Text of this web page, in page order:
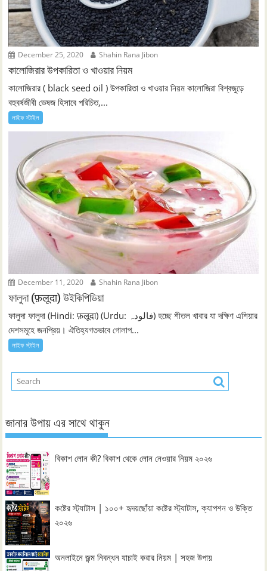
December 25, 2020 Shahin Rana Jibon
কালোজিরার উপকারিতা ও খাওয়ার নিয়ম
কালোজিরার ( black seed oil ) উপকারিতা ও খাওয়ার নিয়ম কালোজিরা বিশ্বজুড়ে
বহুবর্ষজীবী ভেষজ হিসাবে পরিচিত,...
লাইফ স্টাইল
December 11, 2020 Shahin Rana Jibon
ফালুদা (फ़लूदा) উইকিপিডিয়া
ফালুদা ফালুদা (Hindi: फ़लूदा) (Urdu: فالودہ‎) হচ্ছে শীতল খাবার যা দক্ষিণ এশিয়ার
দেশসমূহে জনপ্রিয়। ঐতিহ্যগতভাবে গোলাপ...
লাইফ স্টাইল
জানার উপায় এর সাথে থাকুন
বিকাশ লোন কী? বিকাশ থেকে লোন নেওয়ার নিয়ম ২০২৬
কষ্টের স্ট্যাটাস | ১০০+ হৃদয়ছোঁয়া কষ্টের স্ট্যাটাস, ক্যাপশন ও উক্তি
২০২৬
অনলাইনে জন্ম নিবন্ধন যাচাই করার নিয়ম | সহজ উপায়